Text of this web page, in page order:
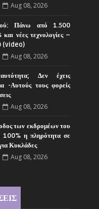
Aug 08, 2026
Πάνω από 1.500
νέες τεχνολογίες –
(video)
Aug 08, 2026
Δεν έχεις
-Αυτούς τους φορείς
Aug 08, 2026
των εκδρομέων του
η πληρότητα σε
Κυκλάδες
Aug 08, 2026